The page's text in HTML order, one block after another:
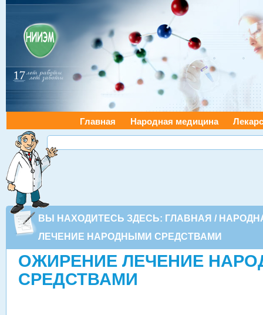
Главная Народная медицина
ВЫ НАХОДИТЕСЬ ЗДЕСЬ: ГЛАВНАЯ /
ЛЕЧЕНИЕ НАРОДНЫМИ СРЕДСТВАМИ
ОЖИРЕНИЕ ЛЕЧЕНИЕ
СРЕДСТВАМИ